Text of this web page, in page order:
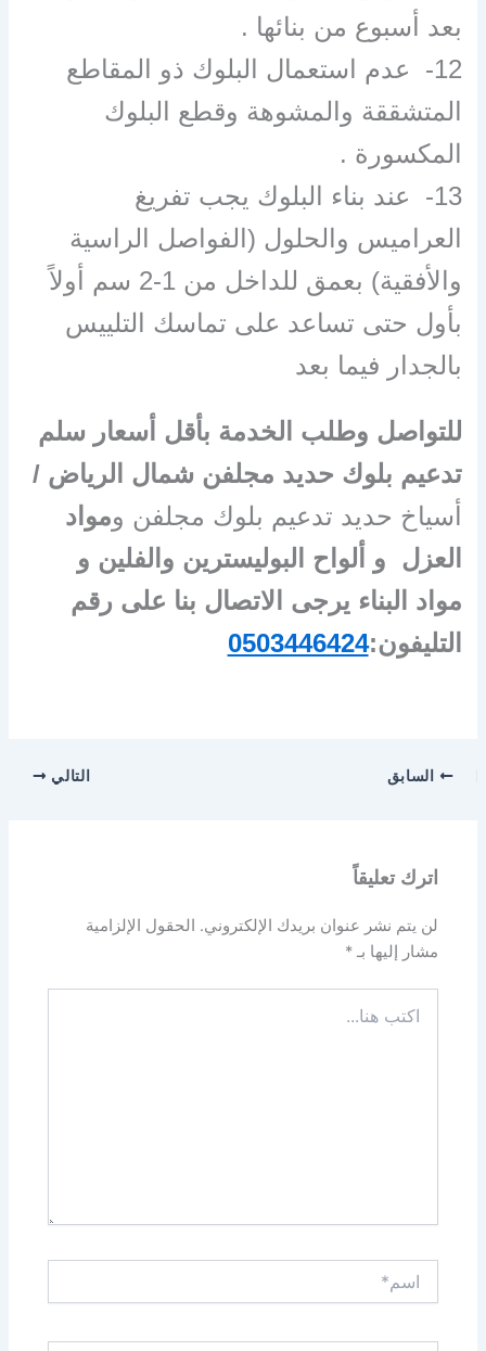
بعد أسبوع من بنائها .
12- عدم استعمال البلوك ذو المقاطع
المتشققة والمشوهة وقطع البلوك
المكسورة .
13- عند بناء البلوك يجب تفريغ
العراميس والحلول (الفواصل الراسية
والأفقية) بعمق للداخل من 1-2 سم أولاً
بأول حتى تساعد على تماسك التلييس
بالجدار فيما بعد
للتواصل وطلب الخدمة بأقل أسعار سلم
تدعيم بلوك حديد مجلفن شمال الرياض /
أسياخ حديد تدعيم بلوك مجلفن ومواد
العزل و ألواح البوليسترين والفلين و
مواد البناء يرجى الاتصال بنا على رقم
التليفون:0503446424
السابق التالي
اترك تعليقاً
لن يتم نشر عنوان بريدك الإلكتروني. الحقول الإلزامية
مشار إليها بـ*
هنا...